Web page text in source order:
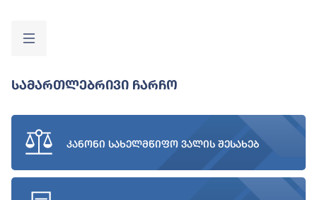
Სამართლებრივი Ჩარჩო
კანონი სახელმწიფო ვალის შესახებ